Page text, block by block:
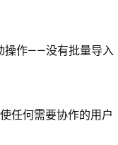
操作——没有批量导入
任何需要协作的用户